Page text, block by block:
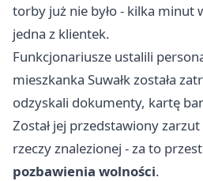
torby już nie było - kilka minut
jedna z klientek.
Funkcjonariusze ustalili
mieszkanka Suwałk została
odzyskali dokumenty, kartę
Został jej przedstawiony zarzut
rzeczy znalezionej - za to
pozbawienia wolności.